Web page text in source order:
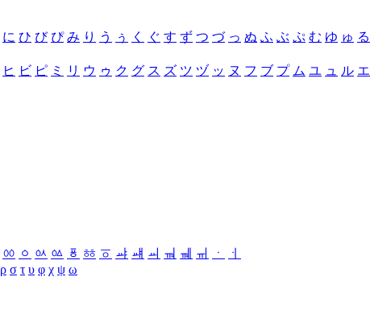
に ひ び ぴ み り う ぅ く ぐ す ず つ づ っ ぬ ふ ぶ ぷ む ゆ ゅ る
ヒ ビ ピ ミ リ ウ ゥ ク グ ス ズ ツ ヅ ッ ヌ フ ブ プ ム ユ ュ ル エ
ㆀ ㆁ ㆂ ㆃ ㆄ ㆅ ㆆ ㆇ ㆈ ㆉ ㆊ ㆋ ㆌ ㆍ
ㆎ
ρ σ τ υ φ χ ψ ω